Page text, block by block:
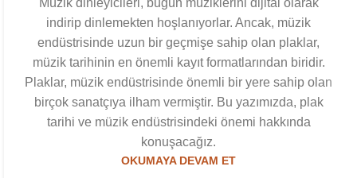
Müzik dinleyicileri, bugün müziklerini dijital olarak
indirip dinlemekten hoşlanıyorlar. Ancak, müzik
endüstrisinde uzun bir geçmişe sahip olan plaklar,
müzik tarihinin en önemli kayıt formatlarından biridir.
Plaklar, müzik endüstrisinde önemli bir yere sahip olan
birçok sanatçıya ilham vermiştir. Bu yazımızda, plak
tarihi ve müzik endüstrisindeki önemi hakkında
konuşacağız.
OKUMAYA DEVAM ET